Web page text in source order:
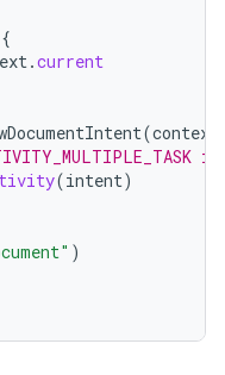
{
.current
(context
(intent)
)